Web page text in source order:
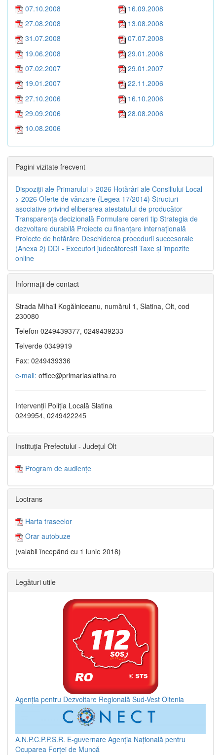
07.10.2008
16.09.2008
27.08.2008
13.08.2008
31.07.2008
07.07.2008
19.06.2008
29.01.2008
07.02.2007
29.01.2007
19.01.2007
22.11.2006
27.10.2006
16.10.2006
29.09.2006
28.08.2006
10.08.2006
Pagini vizitate frecvent
Dispoziţii ale Primarului > 2026 Hotărâri ale Consiliului Local
> 2026 Oferte de vânzare (Legea 17/2014) Structuri
asociative privind eliberarea atestatului de producător
Transparenţa decizională Formulare cereri tip Strategia de
dezvoltare durabilă Proiecte cu finanţare internaţională
Proiecte de hotărâre Deschiderea procedurii succesorale
(Anexa 2) DDI - Executori judecătorești Taxe şi impozite
online
Informaţii de contact
Strada Mihail Kogălniceanu, numărul 1, Slatina, Olt, cod
230080
Telefon 0249439377, 0249439233
Telverde 0349919
Fax: 0249439336
e-mail: office@primariaslatina.ro
Intervenții Poliția Locală Slatina
0249954, 0249422245
Instituția Prefectului - Județul Olt
Program de audiențe
Loctrans
Harta traseelor
Orar autobuze
(valabil începând cu 1 iunie 2018)
Legături utile
Agenția pentru Dezvoltare Regională Sud-Vest Oltenia
A.N.P.C.P.P.S.R. E-guvernare Agenția Națională pentru
Ocuparea Forței de Muncă